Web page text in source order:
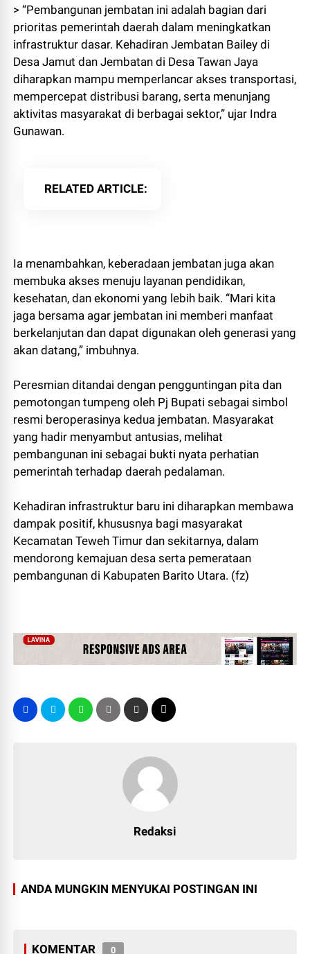
> “Pembangunan jembatan ini adalah bagian dari
prioritas pemerintah daerah dalam meningkatkan
infrastruktur dasar. Kehadiran Jembatan Bailey di
Desa Jamut dan Jembatan di Desa Tawan Jaya
diharapkan mampu memperlancar akses transportasi,
mempercepat distribusi barang, serta menunjang
aktivitas masyarakat di berbagai sektor,” ujar Indra
Gunawan.
RELATED ARTICLE
Ia menambahkan, keberadaan jembatan juga akan
membuka akses menuju layanan pendidikan,
kesehatan, dan ekonomi yang lebih baik. “Mari kita
jaga bersama agar jembatan ini memberi manfaat
berkelanjutan dan dapat digunakan oleh generasi yang
akan datang,” imbuhnya.
Peresmian ditandai dengan pengguntingan pita dan
pemotongan tumpeng oleh Pj Bupati sebagai simbol
resmi beroperasinya kedua jembatan. Masyarakat
yang hadir menyambut antusias, melihat
pembangunan ini sebagai bukti nyata perhatian
pemerintah terhadap daerah pedalaman.
Kehadiran infrastruktur baru ini diharapkan membawa
dampak positif, khususnya bagi masyarakat
Kecamatan Teweh Timur dan sekitarnya, dalam
mendorong kemajuan desa serta pemerataan
pembangunan di Kabupaten Barito Utara. (fz)
Redaksi
ANDA MUNGKIN MENYUKAI POSTINGAN INI
KOMENTAR 0